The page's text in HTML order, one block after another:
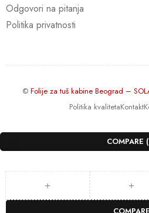
Odgovori na pitanja
Politika privatnosti
© Folije za tuš kabine Beograd –
Politika kvalitetaKontakt
COMPARE